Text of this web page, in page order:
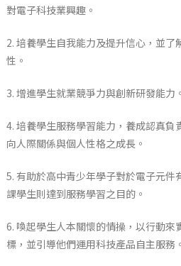
對電子科技業興趣。
2. 培養學生自我能力及提升信心，並了
性。
3. 增進學生就業競爭力與創新研發能力
4. 培養學生服務學習能力，養成認真負
向人際關係與個人性格之成長。
5. 有助於高中青少年學子對於電子元件
課學生則達到服務學習之目的。
6. 喚起學生人本關懷的情操，以行動來
標，並引導他們運用科技產品自主服務